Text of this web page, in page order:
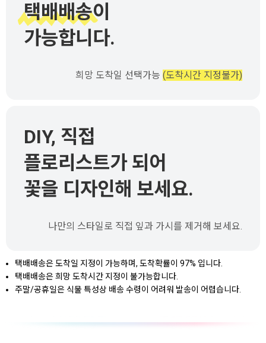
택배배송이
가능합니다.
희망 도착일 선택가능 (도착시간 지정불가)
DIY, 직접
플로리스트가 되어
꽃을 디자인해 보세요.
나만의 스타일로 직접 잎과 가시를 제거해 보세요.
택배배송은 도착일 지정이 가능하며, 도착확률이 97% 입니다.
택배배송은 희망 도착시간 지정이 불가능합니다.
주말/공휴일은 식물 특성상 배송 수령이 어려워 발송이 어렵습니다.